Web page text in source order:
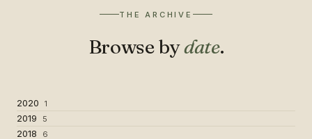
THE ARCHIVE
Browse bydate.
2020 1
2019 5
2018 6